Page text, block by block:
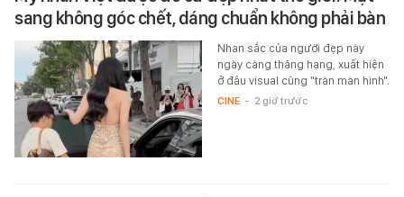
sang không góc chết, dáng chuẩn không phải bàn
Nhan sắc của người đẹp này
ngày càng thăng hạng, xuất hiện
ở đâu visual cũng "tràn màn hình".
CINE - 2 giờ trước